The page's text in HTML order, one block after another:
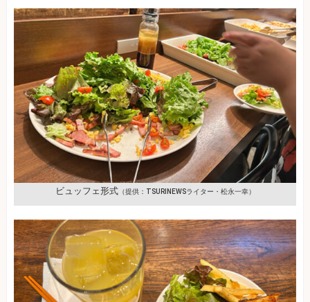
ビュッフェ形式（提供：TSURINEWSライター・松永一幸）